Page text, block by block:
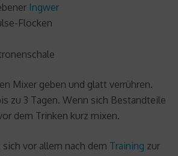
Ingwer
Flocken
Mixer geben und glatt verrühren.
zu 3 Tagen. Wenn sich Bestandteile
dem Trinken kurz mixen.
vor allem nach dem Training zur